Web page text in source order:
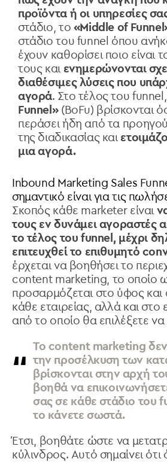
προϊόντα ή οι υπηρεσίες
στάδιο, το «Middle of
στάδιο του funnel όπου
έχουν καθορίσει ποιο είναι
τους και ενημερώνονται
διαθέσιμες λύσεις που
αγορά. Στο τέλος του
Funnel»(BoFu) βρίσκονται
περάσει ήδη από τα
της διαδικασίας και
μια αγορά.
Inbound Marketing Sales
σημαντικό είναι για τις
Σκοπός κάθε marketer είναι
τους εν δυνάμει αγοραστές
το τέλος του funnel, μέχρι
επιτευχθεί το επιθυμητό
έρχεται να βοηθήσει το
content marketing, το οποίο
προσαρμόζεται στο ύφος και
κάθε εταιρείας, αλλά και στο
από το οποίο θα επιλέξετε
Το content marketing
την προσέλκυση των
βρίσκονται στην αρχή
βοηθά να
σας σε κάθε στάδιο του
το κάνετε σωστά.
Έτσι, βοηθάτε ώστε να
κύλινδρος. Αυτό σημαίνει ότι